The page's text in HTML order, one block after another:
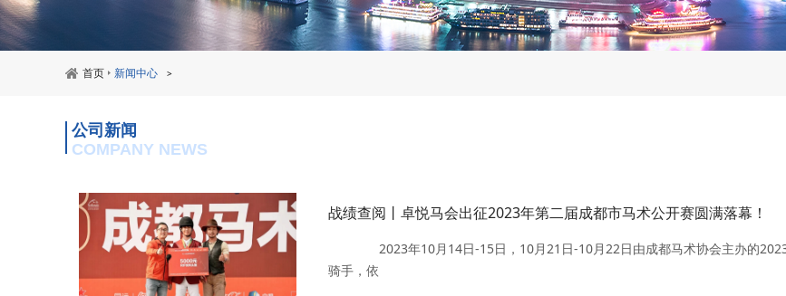
首页 新闻中心 >
公司新闻
COMPANY NEWS
战绩查阅丨卓悦马会出征2023年第二届成都市马术公开赛圆满落幕！
2023年10月14日-15日，10月21日-10月22日由成都马术协会主办的
骑手，依